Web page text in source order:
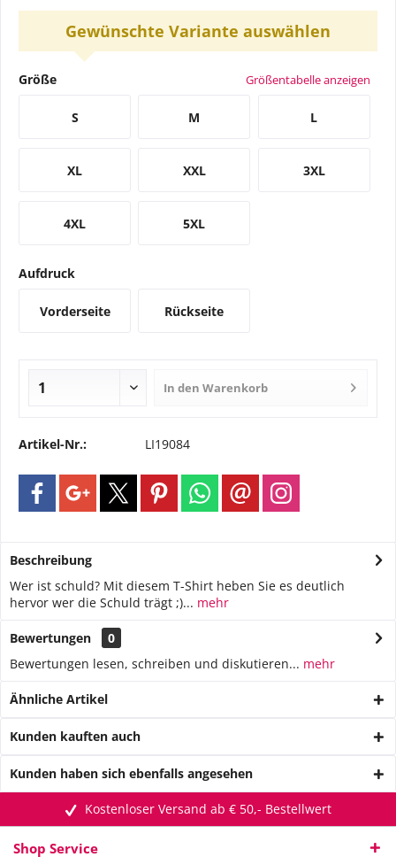
Gewünschte Variante auswählen
Größe Größentabelle anzeigen
S M L
XL XXL 3XL
4XL 5XL
Aufdruck
Vorderseite Rückseite
In den Warenkorb
Artikel-Nr.: LI19084
Beschreibung
Wer ist schuld? Mit diesem T-Shirt heben Sie es deutlich
hervor wer die Schuld trägt ;)... mehr
Bewertungen
0
Bewertungen lesen, schreiben und diskutieren... mehr
Ähnliche Artikel
Kunden kauften auch
Kunden haben sich ebenfalls angesehen
Kostenloser Versand ab € 50,- Bestellwert
Shop Service